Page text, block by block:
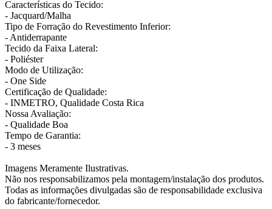
Características do Tecido:
- Jacquard/Malha
Tipo de Forração do Revestimento Inferior:
- Antiderrapante
Tecido da Faixa Lateral:
- Poliéster
Modo de Utilização:
- One Side
Certificação de Qualidade:
- INMETRO, Qualidade Costa Rica
Nossa Avaliação:
- Qualidade Boa
Tempo de Garantia:
- 3 meses
Imagens Meramente Ilustrativas.
Não nos responsabilizamos pela montagem/instalação dos produtos.
Todas as informações divulgadas são de responsabilidade exclusiva
do fabricante/fornecedor.